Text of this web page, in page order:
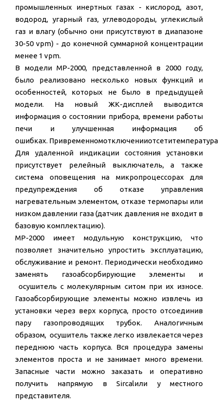
промышленных инертных газах - кислород, азот,
водород, угарный газ, углеводороды, углекислый
газ и влагу (обычно они присутствуют в диапазоне
30-50 vpm) - до конечной суммарной концентрации
менее 1 vpm.
В модели MP-2000, представленной в 2000 году,
было реализовано несколько новых функций и
особенностей, которых не было в предыдущей
модели. На новый ЖК-дисплей выводится
информация о состоянии прибора, времени работы
печи и улучшенная информация об
ошибках.
Для удаленной индикации состояния установки
присутствует релейный выключатель, а также
система оповещения на микропроцессорах для
предупреждения об отказе управления
нагревательным элементом, отказе термопары или
низком давлении газа (датчик давления не входит в
базовую комплектацию).
MP-2000 имеет модульную конструкцию, что
позволяет значительно упростить эксплуатацию,
обслуживание и ремонт. Периодически необходимо
заменять газоабсорбирующие элементы и
осушитель с молекулярным ситом при их износе.
Газоабсорбирующие элементы можно извлечь из
установки через верх корпуса, просто отсоединив
пару газопроводящих трубок. Аналогичным
образом, осушитель также легко извлекается через
переднюю часть корпуса. Вся процедура замены
элементов проста и не занимает много времени.
Запасные части можно заказать и оперативно
получить напрямую в Sircalили у местного
представителя.